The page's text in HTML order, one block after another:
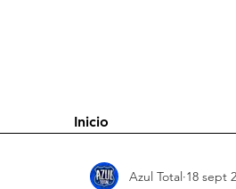
Inicio
Azul Total 18 sept